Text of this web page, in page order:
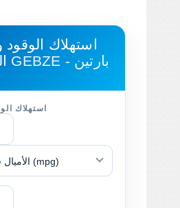
استهلاك الوقود
GEBZE - بارتين
استهلاك
الأميال في الجالون (mpg)